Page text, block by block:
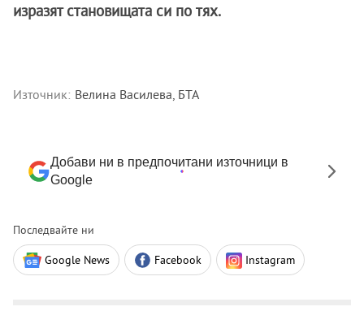
изразят становищата си по тях.
Източник: Велина Василева, БТА
Добави ни в предпочитани източници в
Google
Последвайте ни
Google News Facebook Instagram